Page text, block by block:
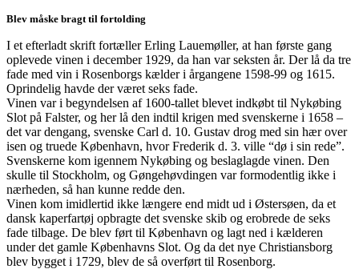
Blev måske bragt til fortolding
I et efterladt skrift fortæller Erling Lauemøller, at han første gang
oplevede vinen i december 1929, da han var seksten år. Der lå da tre
fade med vin i Rosenborgs kælder i årgangene 1598-99 og 1615.
Oprindelig havde der været seks fade.
Vinen var i begyndelsen af 1600-tallet blevet indkøbt til Nykøbing
Slot på Falster, og her lå den indtil krigen med svenskerne i 1658 –
det var dengang, svenske Carl d. 10. Gustav drog med sin hær over
isen og truede København, hvor Frederik d. 3. ville “dø i sin rede”.
Svenskerne kom igennem Nykøbing og beslaglagde vinen. Den
skulle til Stockholm, og Gøngehøvdingen var formodentlig ikke i
nærheden, så han kunne redde den.
Vinen kom imidlertid ikke længere end midt ud i Østersøen, da et
dansk kaperfartøj opbragte det svenske skib og erobrede de seks
fade tilbage. De blev ført til København og lagt ned i kælderen
under det gamle Københavns Slot. Og da det nye Christiansborg
blev bygget i 1729, blev de så overført til Rosenborg.